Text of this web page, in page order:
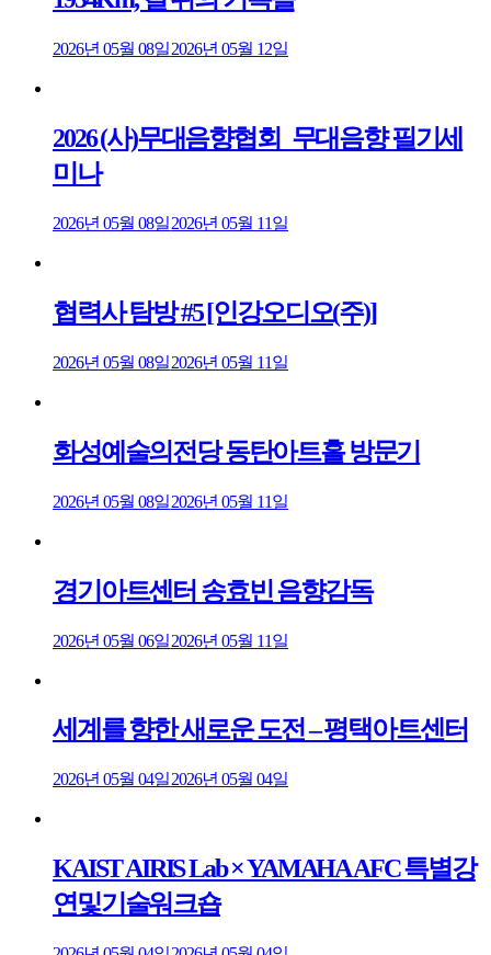
2026년 05월 08일2026년 05월 12일
2026 (사)무대음향협회_무대음향 필기세
미나
2026년 05월 08일2026년 05월 11일
협력사 탐방 #5 [인강오디오(주)]
2026년 05월 08일2026년 05월 11일
화성예술의전당 동탄아트홀 방문기
2026년 05월 08일2026년 05월 11일
경기아트센터 송효빈 음향감독
2026년 05월 06일2026년 05월 11일
세계를 향한 새로운 도전 – 평택아트센터
2026년 05월 04일2026년 05월 04일
KAIST AIRIS Lab × YAMAHA AFC 특별강
연및기술워크숍